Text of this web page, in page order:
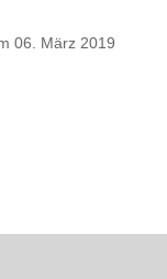
06. März 2019